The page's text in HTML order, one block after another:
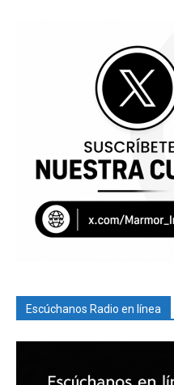
Escúchanos Radio en línea